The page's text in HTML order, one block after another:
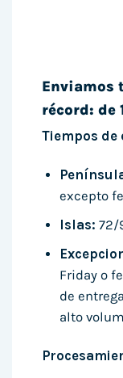
Enviamos
récord: de
Tiempos de
excepto
Islas: 72/
Friday o
de
alto